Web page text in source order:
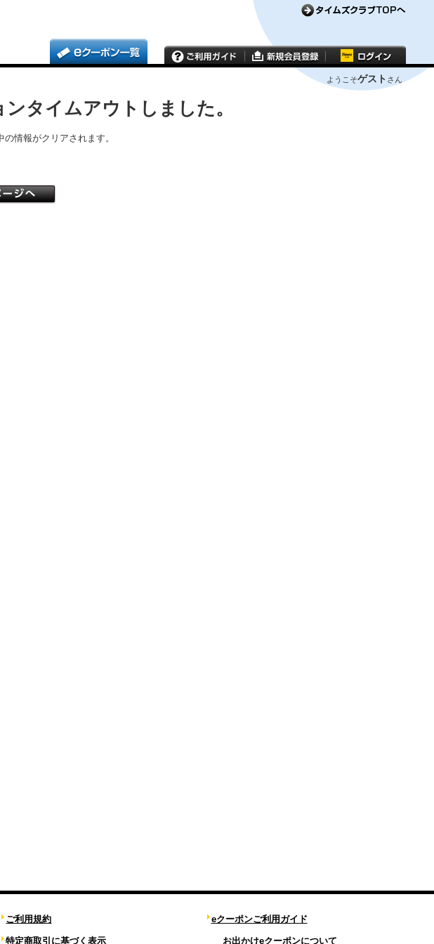
ようこそゲスト さん
タイムアウトしました。
情報がクリアされます。
ご利用規約
特定商取引に基づく表示
eクーポンご利用ガイド
お出かけeクーポンについて